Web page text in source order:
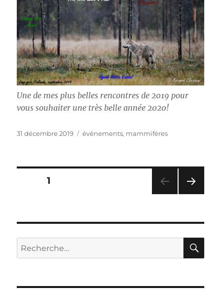
Une de mes plus belles rencontres de 2019 pour
vous souhaiter une très belle année 2020!
Publié
31 décembre 2019 Catégories
événements, mammifères
Pagination
publications
PAGE1
ANT
E
Recherche
pour :